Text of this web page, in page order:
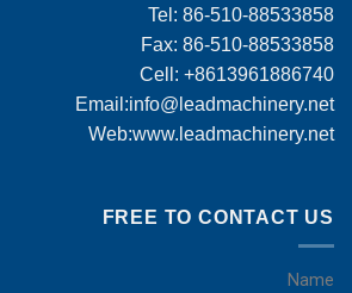
Tel: 86-510-88533858
Fax: 86-510-88533858
Cell: +8613961886740
Email:info@leadmachinery.net
Web:www.leadmachinery.net
FREE TO CONTACT US
Name